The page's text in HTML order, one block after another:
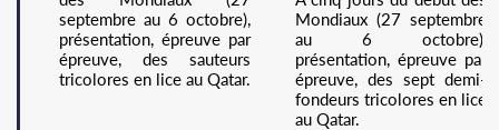
septembre au 6 octobre),
présentation, épreuve par
épreuve, des sauteurs
tricolores en lice au Qatar.
Mondiaux (27 septembre
au 6 octobre),
présentation, épreuve par
épreuve, des sept demi-
fondeurs tricolores en lice
au Qatar.